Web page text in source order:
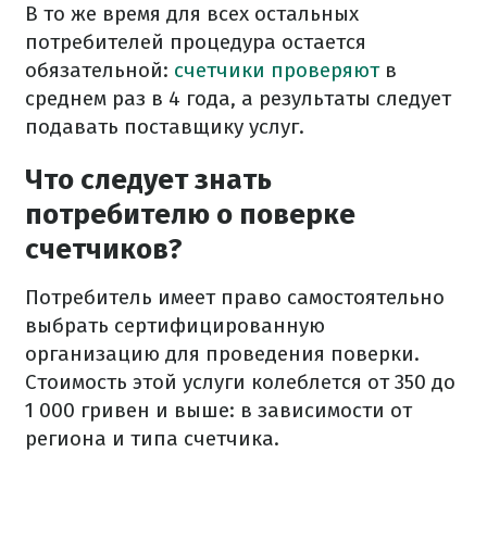
В то же время для всех остальных
потребителей процедура остается
обязательной: счетчики проверяютв
среднем раз в 4 года, а результаты следует
подавать поставщику услуг.
Что следует знать
потребителю о поверке
счетчиков?
Потребитель имеет право самостоятельно
выбрать сертифицированную
организацию для проведения поверки.
Стоимость этой услуги колеблется от 350 до
1 000 гривен и выше: в зависимости от
региона и типа счетчика.